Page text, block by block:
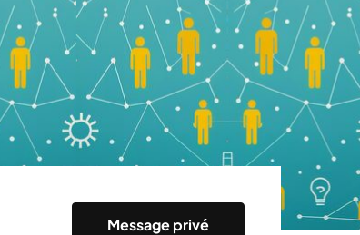
Message privé